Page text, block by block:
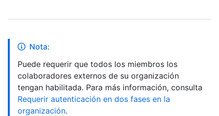
Nota:
Puede requerir que todos los miembros los
colaboradores externos de su organización
tengan habilitada. Para más información, consulta
Requerir autenticación en dos fases en la
organización.